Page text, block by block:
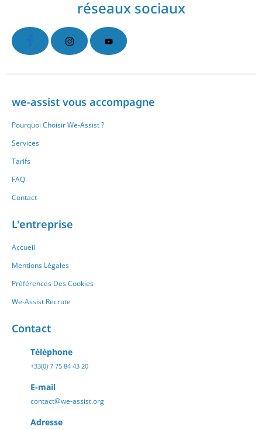
réseaux sociaux
we-assist vous accompagne
Pourquoi Choisir We-Assist ?
Services
Tarifs
FAQ
Contact
L'entreprise
Accueil
Mentions Légales
Préférences Des Cookies
We-Assist Recrute
Contact
Téléphone
+33(0) 7 75 84 43 20
E-mail
contact@we-assist.org
Adresse